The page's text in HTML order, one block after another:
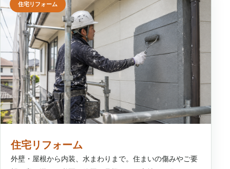
住宅リフォーム
住宅リフォーム
外壁・屋根から内装、水まわりまで。住まいの傷みやご要